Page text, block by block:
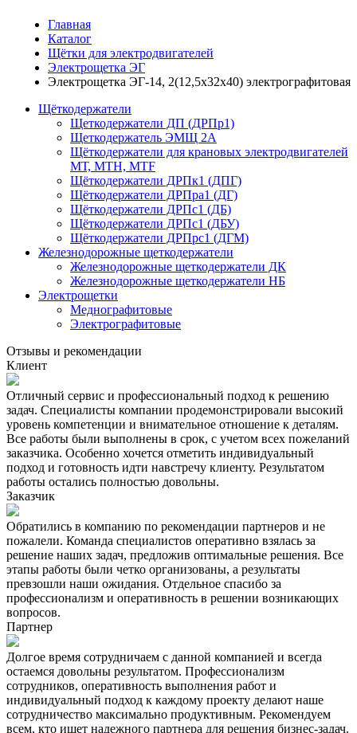
Главная
Каталог
Щётки для электродвигателей
Электрощетка ЭГ
Электрощетка ЭГ-14, 2(12,5x32x40) электрографитовая
Щёткодержатели
Щеткодержатели ДП (ДРПр1)
Щеткодержатель ЭМЩ 2А
Щёткодержатели для крановых электродвигателей
МТ, МТН, МТF
Щёткодержатели ДРПк1 (ДПГ)
Щёткодержатели ДРПра1 (ДГ)
Щёткодержатели ДРПс1 (ДБ)
Щёткодержатели ДРПс1 (ДБУ)
Щёткодержатели ДРПрс1 (ДГМ)
Железнодорожные щеткодержатели
Железнодорожные щеткодержатели ДК
Железнодорожные щеткодержатели НБ
Электрощетки
Меднографитовые
Электрографитовые
Отзывы и рекомендации
Клиент
Отличный сервис и профессиональный подход к решению
задач. Специалисты компании продемонстрировали высокий
уровень компетенции и внимательное отношение к деталям.
Все работы были выполнены в срок, с учетом всех пожеланий
заказчика. Особенно хочется отметить индивидуальный
подход и готовность идти навстречу клиенту. Результатом
работы остались полностью довольны.
Заказчик
Обратились в компанию по рекомендации партнеров и не
пожалели. Команда специалистов оперативно взялась за
решение наших задач, предложив оптимальные решения. Все
этапы работы были четко организованы, а результаты
превзошли наши ожидания. Отдельное спасибо за
профессионализм и оперативность в решении возникающих
вопросов.
Партнер
Долгое время сотрудничаем с данной компанией и всегда
остаемся довольны результатом. Профессионализм
сотрудников, оперативность выполнения работ и
индивидуальный подход к каждому проекту делают наше
сотрудничество максимально продуктивным. Рекомендуем
всем, кто ищет надежного партнера для решения бизнес-задач.